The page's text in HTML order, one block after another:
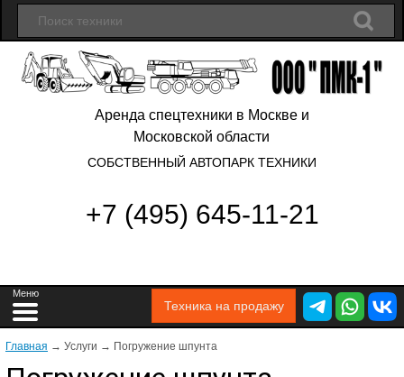
Аренда спецтехники в Москве и
Московской области
СОБСТВЕННЫЙ АВТОПАРК ТЕХНИКИ
+7 (495) 645-11-21
Техника на продажу
Главная → Услуги → Погружение шпунта